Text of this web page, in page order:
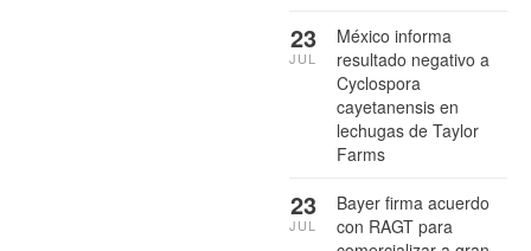
México informa
resultado negativo a
Cyclospora
cayetanensis en
lechugas de Taylor
Farms
23
JUL
Bayer firma acuerdo
con RAGT para
23
JUL